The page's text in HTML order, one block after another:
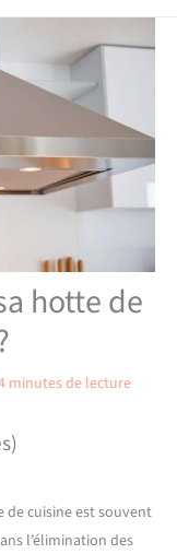
hotte de
minutes de lecture
de cuisine est souvent
l’élimination des